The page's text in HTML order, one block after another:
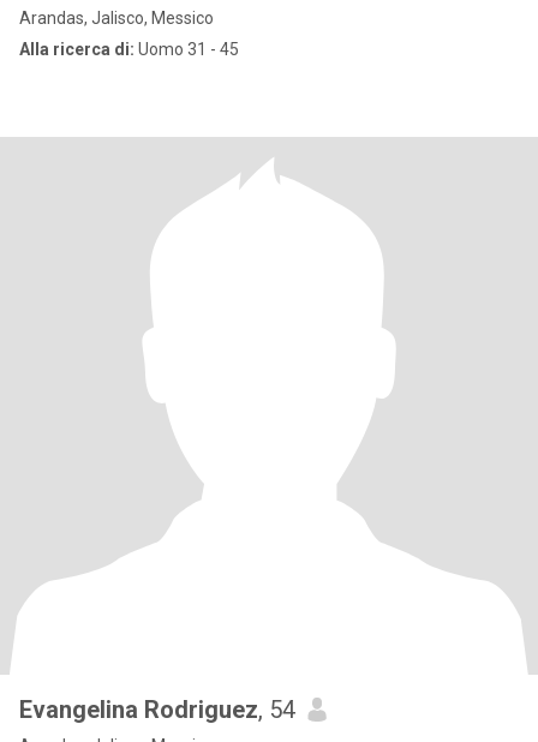
Arandas, Jalisco, Messico
Alla ricerca di: Uomo 31 - 45
Evangelina Rodriguez, 54